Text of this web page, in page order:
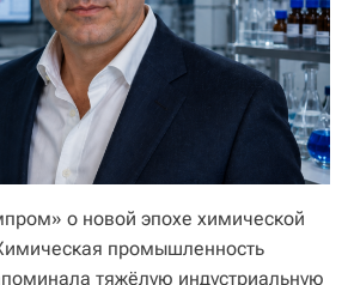
о новой эпохе химической
промышленность
тяжёлую индустриальную